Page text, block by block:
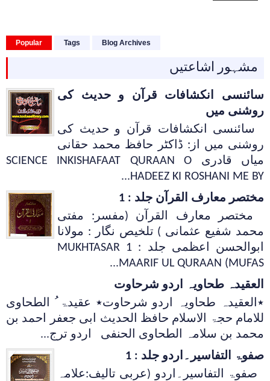
Popular Tags Blog Archives
مشہور اشاعتیں
سائنسی انکشافات قرآن و حدیث کی
روشنی میں
سائنسی انکشافات قرآن و حدیث کی
روشنی میں از: ڈاکٹر حافظ محمد حقانی
میاں قادری SCIENCE INKISHAFAAT QURAAN O
HADEEZ KI ROSHANI ME BY...
مختصر معارف القرآن جلد : 1
مختصر معارف القرآن (مفسر: مفتی
محمد شفیع عثمانی ) تلخیص نگار : مولانا
ابوالحسن اعظمی جلد : 1 MUKHTASAR
MAARIF UL QURAAN (MUFAS...
العقیدہ طحاویہ اردو شرحاوت
٭العقیدہ طحاویہ اردو شرحاوت٭ عقیدۃ ُ الطحاوی
للامام حجۃ الاسلام حافظ الحدیث ابی جعفر احمد بن
محمد بن سلامہ الطحاوی الحنفی اردو ترج...
صفوۃ التفاسیر۔اردو جلد : 1
صفوۃ التفاسیر۔اردو (عربی تالیف:علامہ